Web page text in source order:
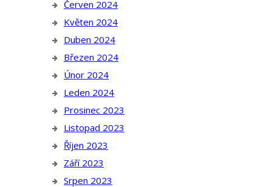
Červen 2024
Květen 2024
Duben 2024
Březen 2024
Únor 2024
Leden 2024
Prosinec 2023
Listopad 2023
Říjen 2023
Září 2023
Srpen 2023